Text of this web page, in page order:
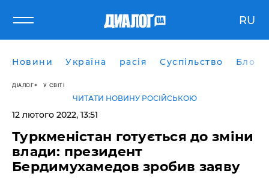
RU
Новини Україна расія Суспільство Блоги
ДІАЛОГ У СВІТІ
ЧИТАТИ НОВИНУ РОСІЙСЬКОЮ
12 лютого 2022, 13:51
Туркменістан готується до зміни
влади: президент
Бердимухамедов зробив заяву